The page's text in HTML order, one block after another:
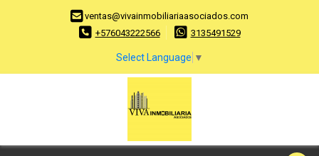
ventas@vivainmobiliariaasociados.com
+576043222566
3135491529
Select Language ▼